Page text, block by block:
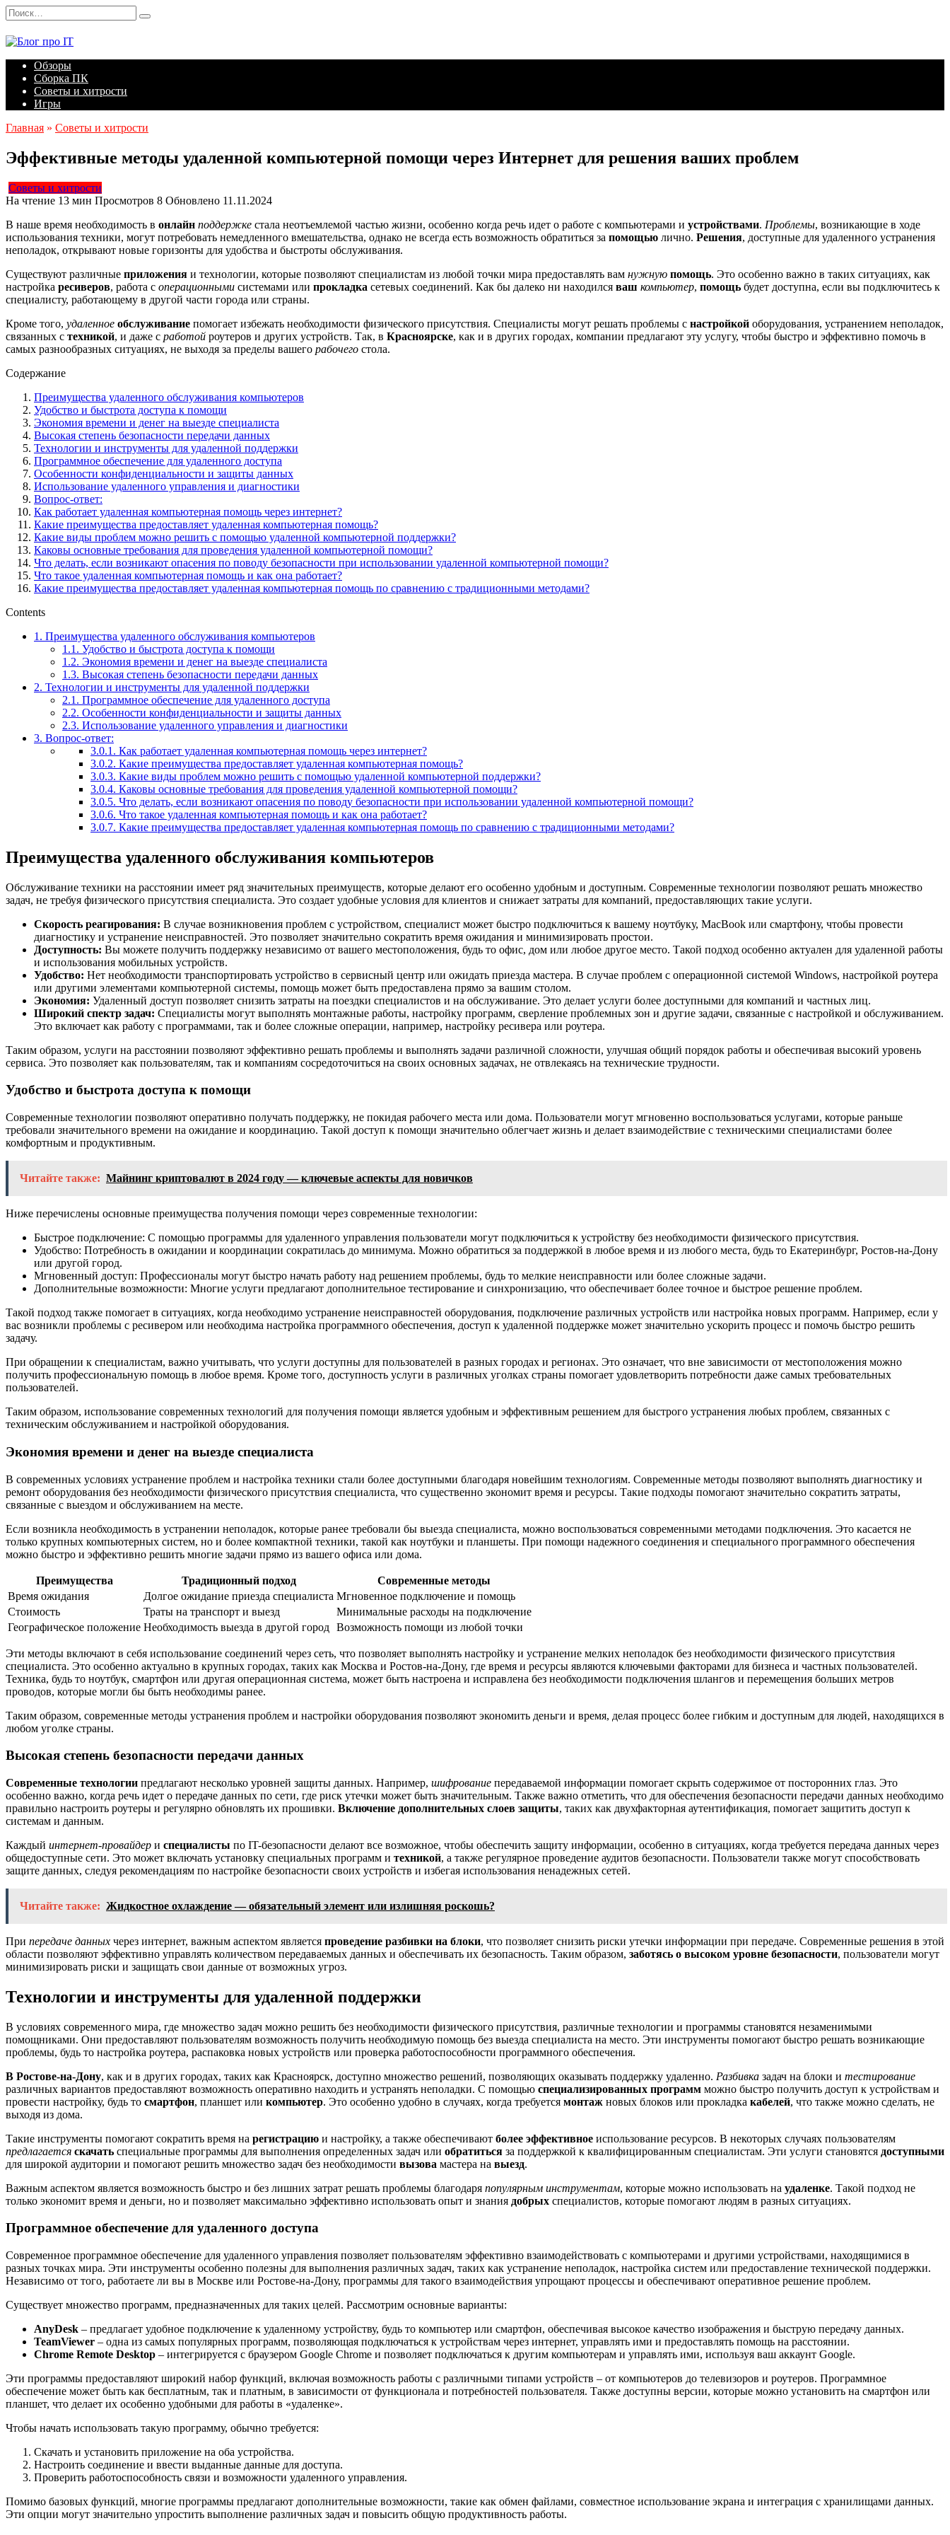
Перейти
к
содержанию
Search
for:
Обзоры
Сборка ПК
Советы и хитрости
Игры
Главная » Советы и хитрости
Эффективные методы удаленной компьютерной помощи через Интернет для решения ваших проблем
Советы и хитрости
На чтение 13 мин Просмотров 8 Обновлено 11.11.2024
В наше время необходимость в онлайн поддержке стала неотъемлемой частью жизни, особенно когда речь идет о работе с компьютерами и устройствами. Проблемы, возникающие в ходе
использования техники, могут потребовать немедленного вмешательства, однако не всегда есть возможность обратиться за помощью лично. Решения, доступные для удаленного устранения
неполадок, открывают новые горизонты для удобства и быстроты обслуживания.
Существуют различные приложения и технологии, которые позволяют специалистам из любой точки мира предоставлять вам нужную помощь. Это особенно важно в таких ситуациях, как
настройка ресиверов, работа с операционными системами или прокладка сетевых соединений. Как бы далеко ни находился ваш компьютер, помощь будет доступна, если вы подключитесь к
специалисту, работающему в другой части города или страны.
Кроме того, удаленное обслуживание помогает избежать необходимости физического присутствия. Специалисты могут решать проблемы с настройкой оборудования, устранением неполадок,
связанных с техникой, и даже с работой роутеров и других устройств. Так, в Красноярске, как и в других городах, компании предлагают эту услугу, чтобы быстро и эффективно помочь в
самых разнообразных ситуациях, не выходя за пределы вашего рабочего стола.
Содержание
Преимущества удаленного обслуживания компьютеров
Удобство и быстрота доступа к помощи
Экономия времени и денег на выезде специалиста
Высокая степень безопасности передачи данных
Технологии и инструменты для удаленной поддержки
Программное обеспечение для удаленного доступа
Особенности конфиденциальности и защиты данных
Использование удаленного управления и диагностики
Вопрос-ответ:
Как работает удаленная компьютерная помощь через интернет?
Какие преимущества предоставляет удаленная компьютерная помощь?
Какие виды проблем можно решить с помощью удаленной компьютерной поддержки?
Каковы основные требования для проведения удаленной компьютерной помощи?
Что делать, если возникают опасения по поводу безопасности при использовании удаленной компьютерной помощи?
Что такое удаленная компьютерная помощь и как она работает?
Какие преимущества предоставляет удаленная компьютерная помощь по сравнению с традиционными методами?
Contents
1. Преимущества удаленного обслуживания компьютеров
1.1. Удобство и быстрота доступа к помощи
1.2. Экономия времени и денег на выезде специалиста
1.3. Высокая степень безопасности передачи данных
2. Технологии и инструменты для удаленной поддержки
2.1. Программное обеспечение для удаленного доступа
2.2. Особенности конфиденциальности и защиты данных
2.3. Использование удаленного управления и диагностики
3. Вопрос-ответ:
3.0.1. Как работает удаленная компьютерная помощь через интернет?
3.0.2. Какие преимущества предоставляет удаленная компьютерная помощь?
3.0.3. Какие виды проблем можно решить с помощью удаленной компьютерной поддержки?
3.0.4. Каковы основные требования для проведения удаленной компьютерной помощи?
3.0.5. Что делать, если возникают опасения по поводу безопасности при использовании удаленной компьютерной помощи?
3.0.6. Что такое удаленная компьютерная помощь и как она работает?
3.0.7. Какие преимущества предоставляет удаленная компьютерная помощь по сравнению с традиционными методами?
Преимущества удаленного обслуживания компьютеров
Обслуживание техники на расстоянии имеет ряд значительных преимуществ, которые делают его особенно удобным и доступным. Современные технологии позволяют решать множество
задач, не требуя физического присутствия специалиста. Это создает удобные условия для клиентов и снижает затраты для компаний, предоставляющих такие услуги.
Скорость реагирования: В случае возникновения проблем с устройством, специалист может быстро подключиться к вашему ноутбуку, MacBook или смартфону, чтобы провести
диагностику и устранение неисправностей. Это позволяет значительно сократить время ожидания и минимизировать простои.
Доступность: Вы можете получить поддержку независимо от вашего местоположения, будь то офис, дом или любое другое место. Такой подход особенно актуален для удаленной работы
и использования мобильных устройств.
Удобство: Нет необходимости транспортировать устройство в сервисный центр или ожидать приезда мастера. В случае проблем с операционной системой Windows, настройкой роутера
или другими элементами компьютерной системы, помощь может быть предоставлена прямо за вашим столом.
Экономия: Удаленный доступ позволяет снизить затраты на поездки специалистов и на обслуживание. Это делает услуги более доступными для компаний и частных лиц.
Широкий спектр задач: Специалисты могут выполнять монтажные работы, настройку программ, сверление проблемных зон и другие задачи, связанные с настройкой и обслуживанием.
Это включает как работу с программами, так и более сложные операции, например, настройку ресивера или роутера.
Таким образом, услуги на расстоянии позволяют эффективно решать проблемы и выполнять задачи различной сложности, улучшая общий порядок работы и обеспечивая высокий уровень
сервиса. Это позволяет как пользователям, так и компаниям сосредоточиться на своих основных задачах, не отвлекаясь на технические трудности.
Удобство и быстрота доступа к помощи
Современные технологии позволяют оперативно получать поддержку, не покидая рабочего места или дома. Пользователи могут мгновенно воспользоваться услугами, которые раньше
требовали значительного времени на ожидание и координацию. Такой доступ к помощи значительно облегчает жизнь и делает взаимодействие с техническими специалистами более
комфортным и продуктивным.
Читайте также: Майнинг криптовалют в 2024 году — ключевые аспекты для новичков
Ниже перечислены основные преимущества получения помощи через современные технологии:
Быстрое подключение: С помощью программы для удаленного управления пользователи могут подключиться к устройству без необходимости физического присутствия.
Удобство: Потребность в ожидании и координации сократилась до минимума. Можно обратиться за поддержкой в любое время и из любого места, будь то Екатеринбург, Ростов-на-Дону
или другой город.
Мгновенный доступ: Профессионалы могут быстро начать работу над решением проблемы, будь то мелкие неисправности или более сложные задачи.
Дополнительные возможности: Многие услуги предлагают дополнительное тестирование и синхронизацию, что обеспечивает более точное и быстрое решение проблем.
Такой подход также помогает в ситуациях, когда необходимо устранение неисправностей оборудования, подключение различных устройств или настройка новых программ. Например, если у
вас возникли проблемы с ресивером или необходима настройка программного обеспечения, доступ к удаленной поддержке может значительно ускорить процесс и помочь быстро решить
задачу.
При обращении к специалистам, важно учитывать, что услуги доступны для пользователей в разных городах и регионах. Это означает, что вне зависимости от местоположения можно
получить профессиональную помощь в любое время. Кроме того, доступность услуги в различных уголках страны помогает удовлетворить потребности даже самых требовательных
пользователей.
Таким образом, использование современных технологий для получения помощи является удобным и эффективным решением для быстрого устранения любых проблем, связанных с
техническим обслуживанием и настройкой оборудования.
Экономия времени и денег на выезде специалиста
В современных условиях устранение проблем и настройка техники стали более доступными благодаря новейшим технологиям. Современные методы позволяют выполнять диагностику и
ремонт оборудования без необходимости физического присутствия специалиста, что существенно экономит время и ресурсы. Такие подходы помогают значительно сократить затраты,
связанные с выездом и обслуживанием на месте.
Если возникла необходимость в устранении неполадок, которые ранее требовали бы выезда специалиста, можно воспользоваться современными методами подключения. Это касается не
только крупных компьютерных систем, но и более компактной техники, такой как ноутбуки и планшеты. При помощи надежного соединения и специального программного обеспечения
можно быстро и эффективно решить многие задачи прямо из вашего офиса или дома.
Преимущества Традиционный подход
Современные методы
Время ожидания
Долгое ожидание приезда специалиста Мгновенное подключение и помощь
Стоимость
Траты на транспорт и выезд
Минимальные расходы на подключение
Географическое положение Необходимость выезда в другой город Возможность помощи из любой точки
Эти методы включают в себя использование соединений через сеть, что позволяет выполнять настройку и устранение мелких неполадок без необходимости физического присутствия
специалиста. Это особенно актуально в крупных городах, таких как Москва и Ростов-на-Дону, где время и ресурсы являются ключевыми факторами для бизнеса и частных пользователей.
Техника, будь то ноутбук, смартфон или другая операционная система, может быть настроена и исправлена без необходимости подключения шлангов и перемещения больших метров
проводов, которые могли бы быть необходимы ранее.
Таким образом, современные методы устранения проблем и настройки оборудования позволяют экономить деньги и время, делая процесс более гибким и доступным для людей, находящихся в
любом уголке страны.
Высокая степень безопасности передачи данных
Современные технологии предлагают несколько уровней защиты данных. Например, шифрование передаваемой информации помогает скрыть содержимое от посторонних глаз. Это
особенно важно, когда речь идет о передаче данных по сети, где риск утечки может быть значительным. Также важно отметить, что для обеспечения безопасности передачи данных необходимо
правильно настроить роутеры и регулярно обновлять их прошивки. Включение дополнительных слоев защиты, таких как двухфакторная аутентификация, помогает защитить доступ к
системам и данным.
Каждый интернет-провайдер и специалисты по IT-безопасности делают все возможное, чтобы обеспечить защиту информации, особенно в ситуациях, когда требуется передача данных через
общедоступные сети. Это может включать установку специальных программ и техникой, а также регулярное проведение аудитов безопасности. Пользователи также могут способствовать
защите данных, следуя рекомендациям по настройке безопасности своих устройств и избегая использования ненадежных сетей.
Читайте также: Жидкостное охлаждение — обязательный элемент или излишняя роскошь?
При передаче данных через интернет, важным аспектом является проведение разбивки на блоки, что позволяет снизить риски утечки информации при передаче. Современные решения в этой
области позволяют эффективно управлять количеством передаваемых данных и обеспечивать их безопасность. Таким образом, заботясь о высоком уровне безопасности, пользователи могут
минимизировать риски и защищать свои данные от возможных угроз.
Технологии и инструменты для удаленной поддержки
В условиях современного мира, где множество задач можно решить без необходимости физического присутствия, различные технологии и программы становятся незаменимыми
помощниками. Они предоставляют пользователям возможность получить необходимую помощь без выезда специалиста на место. Эти инструменты помогают быстро решать возникающие
проблемы, будь то настройка роутера, распаковка новых устройств или проверка работоспособности программного обеспечения.
В Ростове-на-Дону, как и в других городах, таких как Красноярск, доступно множество решений, позволяющих оказывать поддержку удаленно. Разбивка задач на блоки и тестирование
различных вариантов предоставляют возможность оперативно находить и устранять неполадки. С помощью специализированных программ можно быстро получить доступ к устройствам и
провести настройку, будь то смартфон, планшет или компьютер. Это особенно удобно в случаях, когда требуется монтаж новых блоков или прокладка кабелей, что также можно сделать, не
выходя из дома.
Такие инструменты помогают сократить время на регистрацию и настройку, а также обеспечивают более эффективное использование ресурсов. В некоторых случаях пользователям
предлагается скачать специальные программы для выполнения определенных задач или обратиться за поддержкой к квалифицированным специалистам. Эти услуги становятся доступными
для широкой аудитории и помогают решить множество задач без необходимости вызова мастера на выезд.
Важным аспектом является возможность быстро и без лишних затрат решать проблемы благодаря популярным инструментам, которые можно использовать на удаленке. Такой подход не
только экономит время и деньги, но и позволяет максимально эффективно использовать опыт и знания добрых специалистов, которые помогают людям в разных ситуациях.
Программное обеспечение для удаленного доступа
Современное программное обеспечение для удаленного управления позволяет пользователям эффективно взаимодействовать с компьютерами и другими устройствами, находящимися в
разных точках мира. Эти инструменты особенно полезны для выполнения различных задач, таких как устранение неполадок, настройка систем или предоставление технической поддержки.
Независимо от того, работаете ли вы в Москве или Ростове-на-Дону, программы для такого взаимодействия упрощают процессы и обеспечивают оперативное решение проблем.
Существует множество программ, предназначенных для таких целей. Рассмотрим основные варианты:
AnyDesk – предлагает удобное подключение к удаленному устройству, будь то компьютер или смартфон, обеспечивая высокое качество изображения и быструю передачу данных.
TeamViewer – одна из самых популярных программ, позволяющая подключаться к устройствам через интернет, управлять ими и предоставлять помощь на расстоянии.
Chrome Remote Desktop – интегрируется с браузером Google Chrome и позволяет подключаться к другим компьютерам и управлять ими, используя ваш аккаунт Google.
Эти программы предоставляют широкий набор функций, включая возможность работы с различными типами устройств – от компьютеров до телевизоров и роутеров. Программное
обеспечение может быть как бесплатным, так и платным, в зависимости от функционала и потребностей пользователя. Также доступны версии, которые можно установить на смартфон или
планшет, что делает их особенно удобными для работы в «удаленке».
Чтобы начать использовать такую программу, обычно требуется:
Скачать и установить приложение на оба устройства.
Настроить соединение и ввести выданные данные для доступа.
Проверить работоспособность связи и возможности удаленного управления.
Помимо базовых функций, многие программы предлагают дополнительные возможности, такие как обмен файлами, совместное использование экрана и интеграция с хранилищами данных.
Эти опции могут значительно упростить выполнение различных задач и повысить общую продуктивность работы.